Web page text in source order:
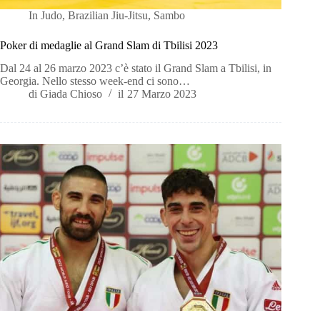
In Judo,Brazilian Jiu-Jitsu, Sambo
Poker di medaglie al Grand Slam di Tbilisi 2023
Dal 24 al 26 marzo 2023 c’è stato il Grand Slam a Tbilisi, in
Georgia. Nello stesso week-end ci sono…
di Giada Chioso il 27 Marzo 2023